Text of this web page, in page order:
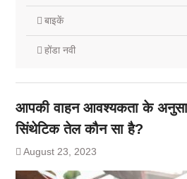
बाइकें
होंडा नवी
आपकी वाहन आवश्यकता के
सिंथेटिक तेल कौन सा है?
August 23, 2023